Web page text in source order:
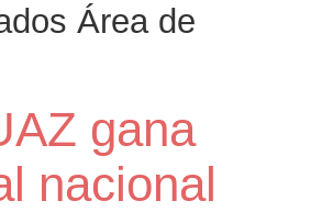
Área de
gana
nacional